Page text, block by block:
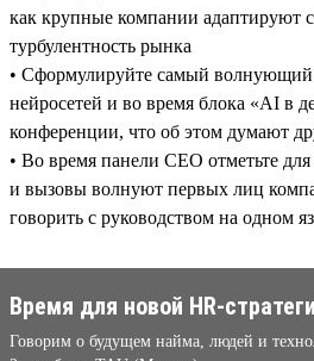
как крупные компании адаптируют
турбулентность рынка
• Сформулируйте самый
нейросетей и во время блока «AI в
конференции, что об этом думают
• Во время панели CEO отметьте
и вызовы волнуют первых лиц
говорить с руководством на одном
Время для новой HR-
Говорим о будущем найма, людей и